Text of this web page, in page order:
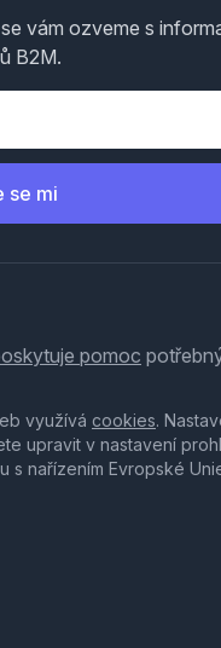
vám ozveme s
B2M.
se mi
pomoc
využívá cookies.
upravit v nastavení
s nařízením Evropské